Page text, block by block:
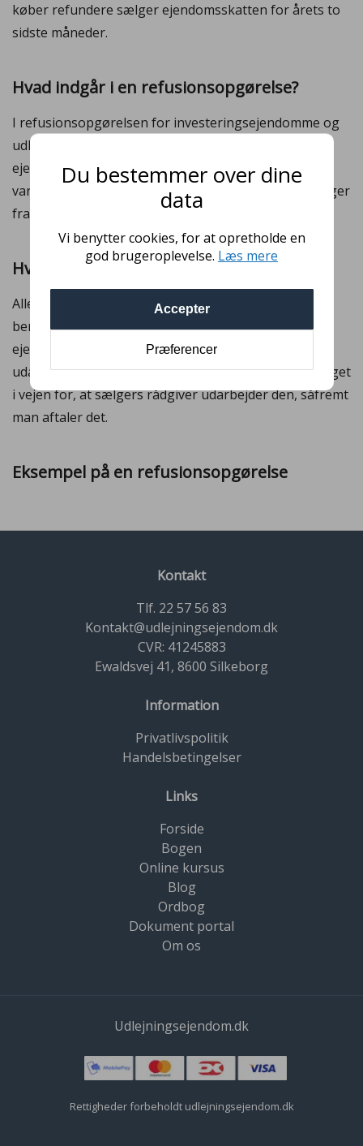
Du bestemmer over dine
data
Vi benytter cookies, for at opretholde en
god brugeroplevelse. Læs mere
Præferencer
Accepter
køber refundere sælger ejendomsskatten for årets to
sidste måneder.
Hvad indgår i en refusionsopgørelse?
I refusionsopgørelsen for investeringsejendomme og
udlejningsejendomme indgår typisk deposita,
ejendomsskatter, renovation, forudbetalt vand- og
vandafledningsafgift samt modtagne aconto-betalinger
fra lejerne.
Hvem laver refusionsopgørelse?
Alle må lave en refusionsopgørelse, men er der
benyttet rådgiver i forbindelse med en
ejendomshandel, er det typisk købers rådgiver, som
udarbejder refusionsopgørelsen. Der er dog ikke noget
i vejen for, at sælgers rådgiver udarbejder den, såfremt
man aftaler det.
Eksempel på en refusionsopgørelse
Kontakt
Tlf. 22 57 56 83
Kontakt@udlejningsejendom.dk
CVR: 41245883
Ewaldsvej 41, 8600 Silkeborg
Information
Privatlivspolitik
Handelsbetingelser
Links
Forside
Bogen
Online kursus
Blog
Ordbog
Dokument portal
Om os
Udlejningsejendom.dk
Rettigheder forbeholdt udlejningsejendom.dk